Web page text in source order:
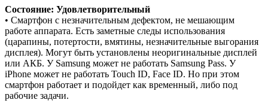
Состояние: Удовлетворительный
• Смартфон с незначительным дефектом, не мешающим
работе аппарата. Есть заметные следы использования
(царапины, потертости, вмятины, незначительные выгорания
дисплея). Могут быть установлены неоригинальные дисплей
или АКБ. У Samsung может не работать Samsung Pass. У
iPhone может не работать Touch ID, Face ID. Но при этом
смартфон работает и подойдет как временный, либо под
рабочие задачи.